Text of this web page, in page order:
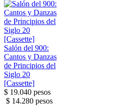
Salón del 900:
Cantos y Danzas
de Principios del
Siglo 20
[Cassette]
$ 19.040 pesos
$ 14.280 pesos